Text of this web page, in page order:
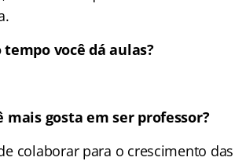
tempo você dá aulas?
mais gosta em ser professor?
colaborar para o crescimento das